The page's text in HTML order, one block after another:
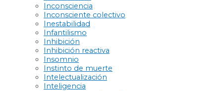
Inconsciencia
Inconsciente colectivo
Inestabilidad
Infantilismo
Inhibición
Inhibición reactiva
Insomnio
Instinto de muerte
Intelectualización
Inteligencia